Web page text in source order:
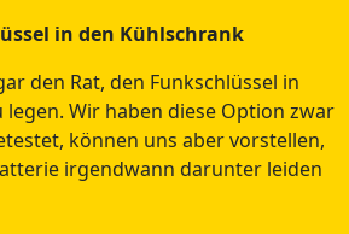
in den Kühlschrank
den Rat, den Funkschlüssel in
legen. Wir haben diese Option zwar
können uns aber vorstellen,
irgendwann darunter leiden